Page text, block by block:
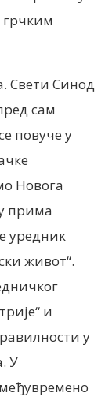
грчким
Свети Синод
сам
повуче у
Новога
прима
уредник
живот“.
и
у
У
међувремено